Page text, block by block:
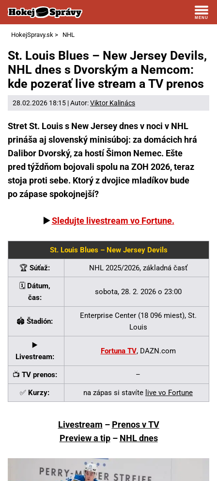
HokejSpravy.sk > NHL
St. Louis Blues – New Jersey Devils,
NHL dnes s Dvorským a Nemcom:
kde pozerať live stream a TV prenos
28.02.2026 18:15 | Autor:Viktor Kalinács
Stret St. Louis s New Jersey dnes v noci v NHL
prináša aj slovenský minisúboj: za domácich hrá
Dalibor Dvorský, za hostí Šimon Nemec. Ešte
pred týždňom bojovali spolu na ZOH 2026, teraz
stoja proti sebe. Ktorý z dvojice mladíkov bude
po zápase spokojnejší?
▶️Sledujte livestream vo Fortune.
St. Louis Blues – New Jersey Devils
🏆 Súťaž: NHL 2025/2026, základná časť
🗓️ Dátum,
čas:
sobota, 28. 2. 2026 o 23:00
🏟️ Štadión:
Enterprise Center (18 096 miest), St.
Louis
▶️
Livestream:
Fortuna TV, DAZN.com
📺 TV prenos: –
✅ Kurzy: na zápas si stavíte live vo Fortune
Livestream – Prenos v TV
Preview a tip– NHL dnes